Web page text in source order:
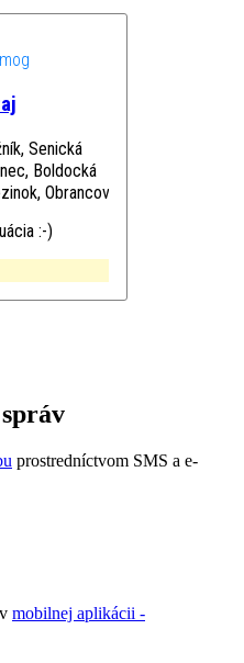
Senická
Boldocká
Obrancov mieru
:-)
prostredníctvom SMS a e-
mobilnej aplikácii -